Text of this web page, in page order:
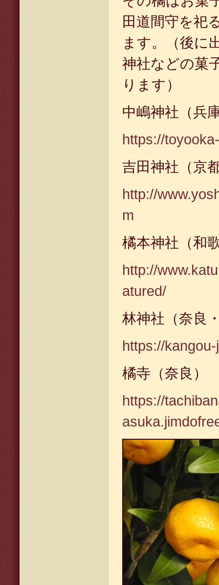
田道間守を祀
ます。
（後に
神社などの菓
ります）
中嶋神社（兵
https://
吉田神社（京
http://
m
橘本神社（和
http://
atured/
林神社（奈良
https://
橘寺（奈良）
https://